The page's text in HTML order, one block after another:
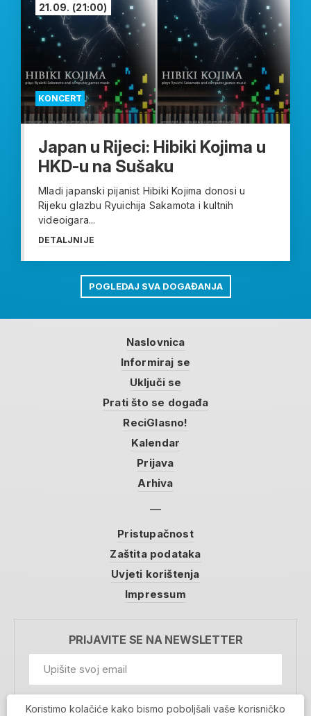
KONCERT
21.09. (21:00)
Japan u Rijeci: Hibiki Kojima u
HKD-u na Sušaku
Mladi japanski pijanist Hibiki Kojima donosi u
Rijeku glazbu Ryuichija Sakamota i kultnih
videoigara...
DETALJNIJE
POGLEDAJ SVA DOGAĐANJA
Naslovnica
Informiraj se
Uključi se
Prati što se događa
ReciGlasno!
Kalendar
Prijava
Arhiva
Pristupačnost
Zaštita podataka
Uvjeti korištenja
Impressum
PRIJAVITE SE NA NEWSLETTER
Koristimo kolačiće kako bismo poboljšali vaše korisničko